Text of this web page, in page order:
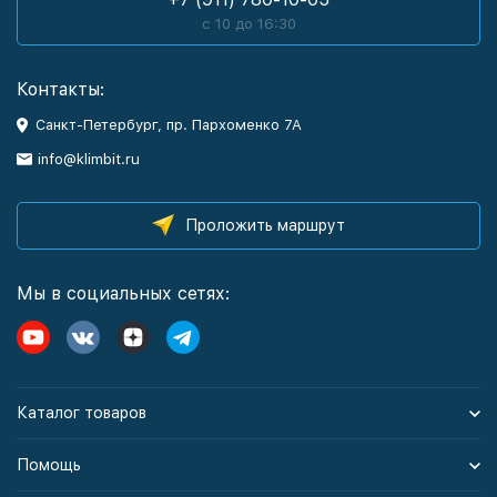
с 10 до 16:30
Контакты:
Санкт-Петербург, пр. Пархоменко 7А
info@klimbit.ru
Проложить маршрут
Мы в социальных сетях:
Каталог товаров
Помощь